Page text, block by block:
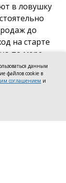
в ловушку
до
на старте
по мере
тонет в
целях
данным
файлов cookie в
соглашением и